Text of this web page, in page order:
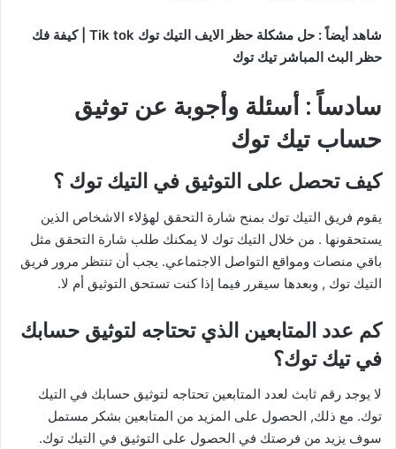
شاهد أيضاً : حل مشكلة حظر الايف التيك توك Tik tok | كيفة فك
حظر البث المباشر تيك توك
سادساً : أسئلة وأجوبة عن توثيق
حساب تيك توك
كيف تحصل على التوثيق في التيك توك ؟
يقوم فريق التيك توك بمنح شارة التحقق لهؤلاء الاشخاص الذين
يستحقونها . من خلال التيك توك لا يمكنك طلب شارة التحقق مثل
باقي منصات ومواقع التواصل الاجتماعي. يجب أن تنتظر مرور فريق
التيك توك , وبعدها سيقرر فيما إذا كنت تستحق التوثيق أم لا.
كم عدد المتابعين الذي تحتاجه لتوثيق حسابك
في تيك توك؟
لا يوجد رقم ثابث لعدد المتابعين تحتاجه لتوثيق حسابك في التيك
توك. مع ذلك, الحصول على المزيد من المتابعين بشكر مستمل
سوف يزيد من فرصتك في الحصول على التوثيق في التيك توك.